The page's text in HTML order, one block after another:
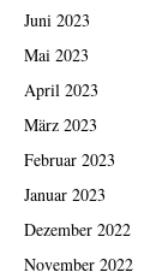
Juni 2023
Mai 2023
April 2023
März 2023
Februar 2023
Januar 2023
Dezember 2022
November 2022